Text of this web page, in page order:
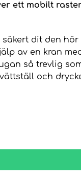
ett mobilt
säkert dit den hör
av en kran
så trevlig
och